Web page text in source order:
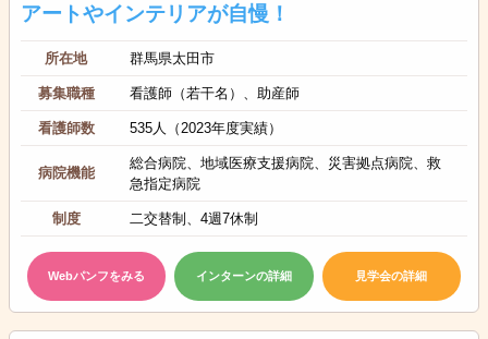
アートやインテリアが自慢！
所在地 群馬県太田市
募集職種 看護師（若干名）、助産師
看護師数 535人（2023年度実績）
病院機能
総合病院、地域医療支援病院、災害拠点病院、救
急指定病院
制度 二交替制、4週7休制
Webパンフをみる インターンの詳細 見学会の詳細